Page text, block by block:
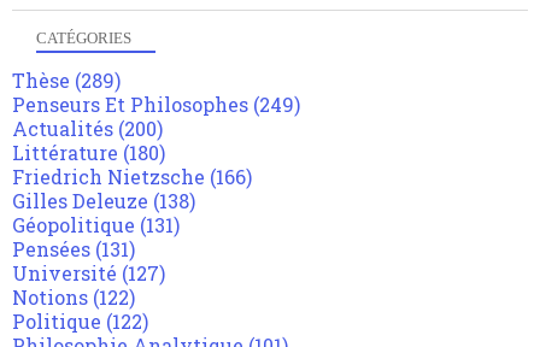
CATÉGORIES
Thèse (289)
Penseurs Et Philosophes (249)
Actualités (200)
Littérature (180)
Friedrich Nietzsche (166)
Gilles Deleuze (138)
Géopolitique (131)
Pensées (131)
Université (127)
Notions (122)
Politique (122)